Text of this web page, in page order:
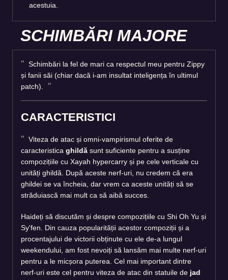
acestuia.
SCHIMBĂRI MAJORE
Schimbări la fel de mari ca respectul meu pentru Zippy
și fanii săi (chiar dacă i-am insultat inteligența în ultimul
patch).
CARACTERISTICI
Viteza de atac și omni-vampirismul oferite de
caracteristica ghildă sunt suficiente pentru a susține
compozițiile cu Xayah hypercarry și pe cele verticale cu
unități ghildă. După aceste nerf-uri, nu credem că era
ghildei se va încheia, dar vrem ca aceste unități să se
străduiască mai mult ca să aibă succes.
Haideți să discutăm și despre compozițiile cu Shi Oh Yu și
Sy'fen. Din cauza popularității acestor compoziții și a
procentajului de victorii obținute cu ele de-a lungul
weekendului, am fost nevoiți să lansăm mai multe nerf-uri
pentru a le micșora puterea. Cel mai important dintre
nerf-uri este cel pentru viteza de atac din statuile de jad